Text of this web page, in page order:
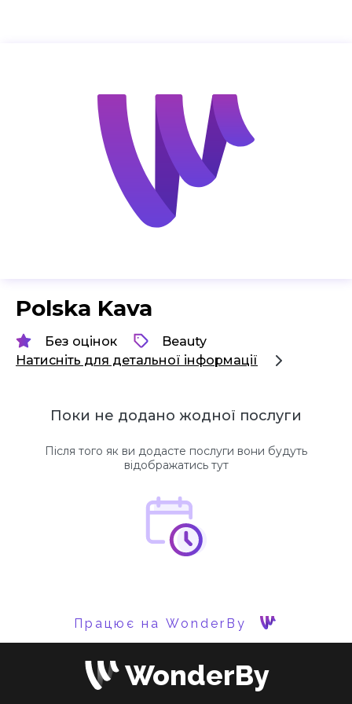
Polska Kava
Без оцінок
Beauty
Натисніть для детальної інформації
Поки не додано жодної послуги
Після того як ви додасте послуги вони будуть
відображатись тут
Працює на WonderBy
WonderBy